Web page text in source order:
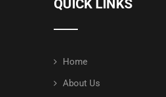
QUICK LINKS
Home
About Us